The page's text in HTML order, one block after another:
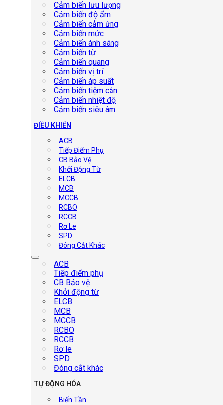
Cảm biến lưu lượng
Cảm biến độ ẩm
Cảm biến cảm ứng
Cảm biến mức
Cảm biến ánh sáng
Cảm biến từ
Cảm biến quang
Cảm biến vị trí
Cảm biến áp suất
Cảm biến tiệm cận
Cảm biến nhiệt độ
Cảm biến siêu âm
ĐIỀU KHIỂN
ACB
Tiếp Điểm Phụ
CB Bảo Vệ
Khởi Động Từ
ELCB
MCB
MCCB
RCBO
RCCB
Rơ Le
SPD
Đóng Cắt Khác
ACB
Tiếp điểm phụ
CB Bảo vệ
Khởi động từ
ELCB
MCB
MCCB
RCBO
RCCB
Rơ le
SPD
Đóng cắt khác
TỰ ĐỘNG HÓA
Biến Tần